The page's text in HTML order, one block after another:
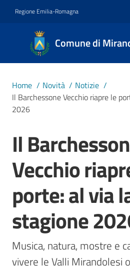
Regione Emilia-Romagna
Comune di
Comune
di
Mirandola
1597
Novità
Menu selezionato
Vivere
Mirandola
Home / Novità / Notizie /
Il Barchessone Vecchio riapre le
2026
Salta al contenuto
Il
Vecchio
porte: al via
stagione
Musica, natura, mostre e
vivere le Valli Mirandolesi